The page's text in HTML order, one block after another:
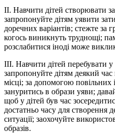
ІІ. Навчити дітей створювати
запропонуйте дітям уявити
доречних варіантів; стежте
когось виникнуть труднощі;
розслабитися іноді може
ІІІ. Навчити дітей перебувати
запропонуйте дітям деякий
місці; за допомогою повільних
зануритись в образи уяви;
щоб у дітей був час
достатньо часу для створення
ситуації; заохочуйте
образів.